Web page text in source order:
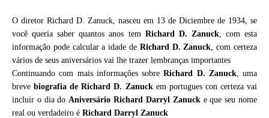
O diretor Richard D. Zanuck, nasceu em 13 de Diciembre de 1934, se
você queria saber quantos anos tem Richard D. Zanuck, com esta
informação pode calcular a idade de Richard D. Zanuck, com certeza
vários de seus aniversários vai lhe trazer lembranças importantes
Continuando com mais informações sobreRichard D. Zanuck, uma
brevebiografia deRichard D. Zanuckem portugues con certeza vai
incluir o dia doAniversário Richard Darryl Zanucke que seu nome
real ou verdadeiro é Richard Darryl Zanuck